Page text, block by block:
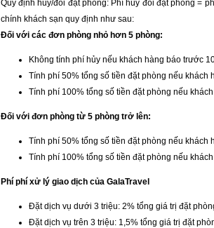
Quy định hủy/đổi đặt phòng: Phí hủy đổi đặt phòng =
chính khách sạn quy định như sau:
Đối với các đơn phòng nhỏ hơn 5 phòng:
Không tính phí hủy nếu khách hàng báo trước
Tính phí 50% tổng số tiền đặt phòng nếu khách
Tính phí 100% tổng số tiền đặt phòng nếu
Đối với đơn phòng từ 5 phòng trở lên:
Tính phí 50% tổng số tiền đặt phòng nếu khách
Tính phí 100% tổng số tiền đặt phòng nếu
Phí phí xử lý giao dịch của GalaTravel
Đặt dịch vụ dưới 3 triệu: 2% tổng giá trị đặt
Đặt dịch vụ trên 3 triệu: 1,5% tổng giá trị đặt